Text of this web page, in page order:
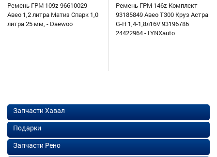
Ремень ГРМ 109z 96610029
Авео 1,2 литра Матиз Спарк 1,0
литра 25 мм, - Daewoo
Ремень ГРМ 146z Комплект
93185849 Авео Т300 Круз Астра
G-H 1,4-1,8л16V 93196786
24422964 - LYNXauto
Запчасти Хавал
Подарки
Запчасти Рено